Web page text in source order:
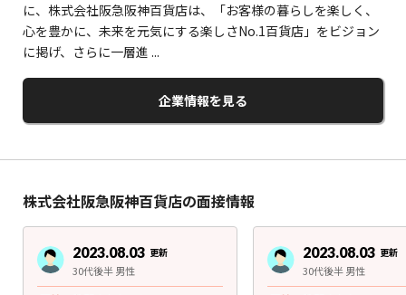
に、株式会社阪急阪神百貨店は、「お客様の暮らしを楽しく、
心を豊かに、未来を元気にする楽しさNo.1百貨店」をビジョン
に掲げ、さらに一層進 ...
企業情報を見る
株式会社阪急阪神百貨店の面接情報
2023.08.03 更新
30代後半 男性
2023.08.03 更新
30代後半 男性